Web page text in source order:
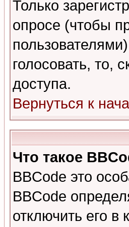
Только
опросе (чтобы
голосовать, то,
доступа.
Вернуться к
Что такое
BBCode это
BBCode
отключить его